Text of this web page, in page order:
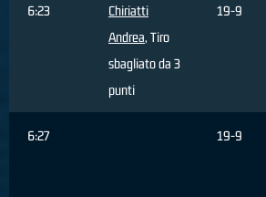
6:23
Chiriatti
Andrea, Tiro
sbagliato da 3
punti
19-9
6:27 19-9